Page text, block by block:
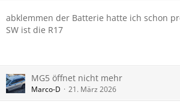
abklemmen der Batterie hatte ich schon
SW ist die R17
MG5 öffnet nicht mehr
Marco-D 21. März 2026